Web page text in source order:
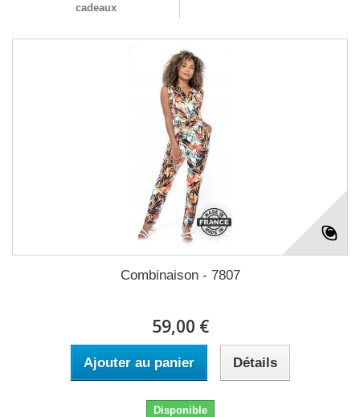
cadeaux
Combinaison - 7807
59,00 €
Ajouter au panier Détails
Disponible